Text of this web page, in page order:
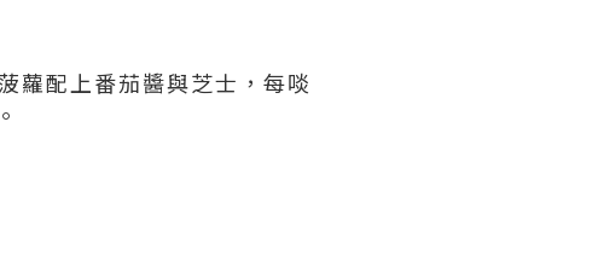
蘿配上番茄醬與芝士，每啖